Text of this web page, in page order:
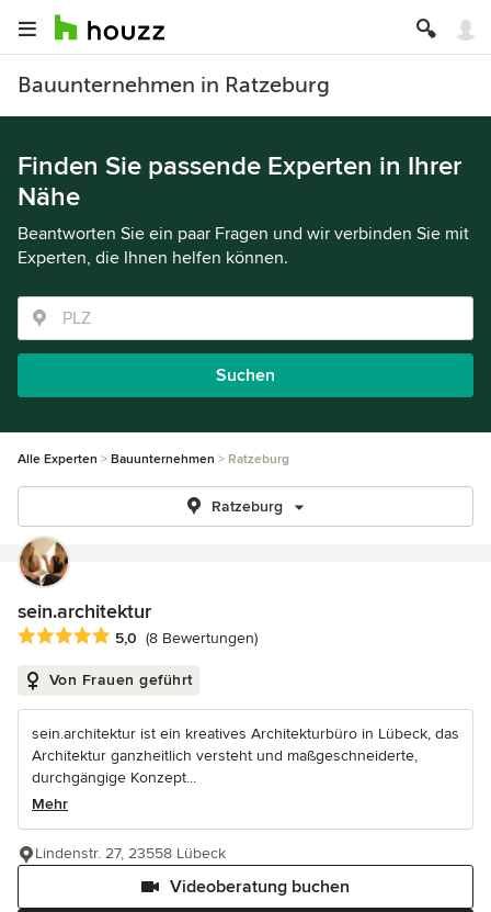
Bauunternehmen in Ratzeburg
Finden Sie passende Experten in Ihrer
Nähe
Beantworten Sie ein paar Fragen und wir verbinden Sie mit
Experten, die Ihnen helfen können.
Suchen
Alle Experten Bauunternehmen Ratzeburg
Ratzeburg
sein.architektur
Durchschnittliche Bewertung: 5 von 5 Sternen
5,0 (8 Bewertungen)
Von Frauen geführt
sein.architektur ist ein kreatives Architekturbüro in Lübeck, das
Architektur ganzheitlich versteht und maßgeschneiderte,
durchgängige Konzept...
Mehr
Videoberatung buchen
Lindenstr. 27, 23558 Lübeck